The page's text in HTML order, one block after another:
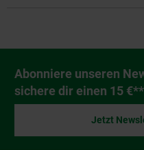
Newsletter Anmeldung
Abonniere unseren
sichere dir einen 15
Jetzt